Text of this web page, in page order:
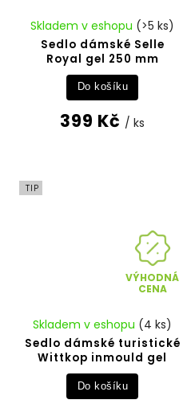
Sedlo dámské Selle
Royal gel 250 mm
Skladem v eshopu (>5 ks)
399 Kč / ks
Do košíku
TIP
VÝHODNÁ
CENA
Sedlo dámské turistické
Wittkop inmould gel
Skladem v eshopu (4 ks)
Do košíku